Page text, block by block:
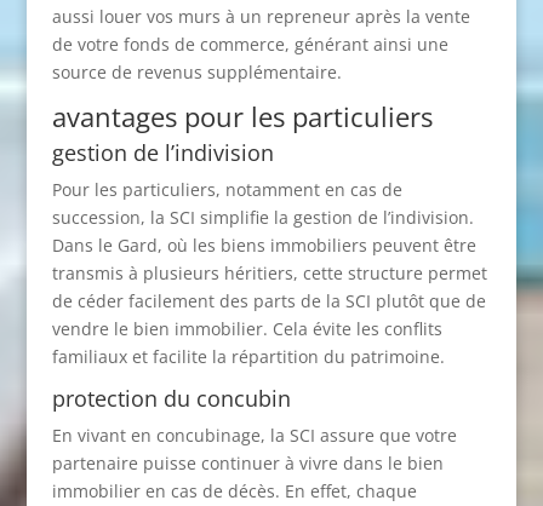
aussi louer vos murs à un repreneur après la vente
de votre fonds de commerce, générant ainsi une
source de revenus supplémentaire.
avantages pour les particuliers
gestion de l’indivision
Pour les particuliers, notamment en cas de
succession, la SCI simplifie la gestion de l’indivision.
Dans le Gard, où les biens immobiliers peuvent être
transmis à plusieurs héritiers, cette structure permet
de céder facilement des parts de la SCI plutôt que de
vendre le bien immobilier. Cela évite les conflits
familiaux et facilite la répartition du patrimoine.
protection du concubin
En vivant en concubinage, la SCI assure que votre
partenaire puisse continuer à vivre dans le bien
immobilier en cas de décès. En effet, chaque